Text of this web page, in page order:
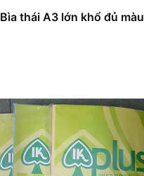
Bìa thái A3 lớn khổ đủ màu